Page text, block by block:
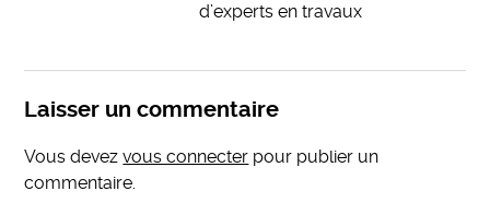
d’experts en travaux
Laisser un commentaire
Vous devezvous connecter pour publier un
commentaire.